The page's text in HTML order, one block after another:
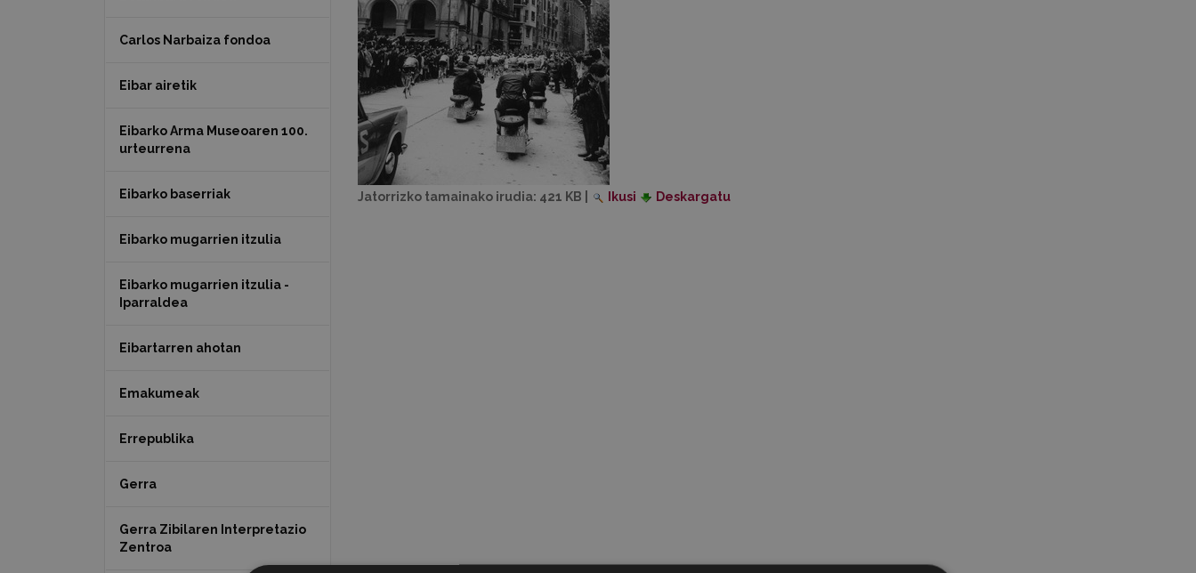
Jatorrizko tamainako irudia: 421 KB Ikusi Deskargatu
Carlos Narbaiza fondoa
Eibar airetik
Eibarko Arma Museoaren 100.
urteurrena
Eibarko baserriak
Eibarko mugarrien itzulia
Eibarko mugarrien itzulia -
Iparraldea
Eibartarren ahotan
Emakumeak
Errepublika
Gerra
Gerra Zibilaren Interpretazio
Zentroa